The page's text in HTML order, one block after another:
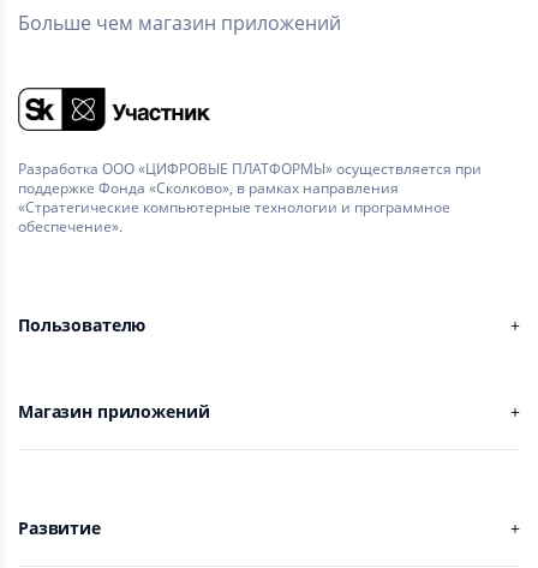
Больше чем магазин приложений
Разработка ООО «ЦИФРОВЫЕ ПЛАТФОРМЫ» осуществляется при
поддержке Фонда «Сколково», в рамках направления
«Стратегические компьютерные технологии и программное
обеспечение».
Пользователю
Магазин приложений
Развитие